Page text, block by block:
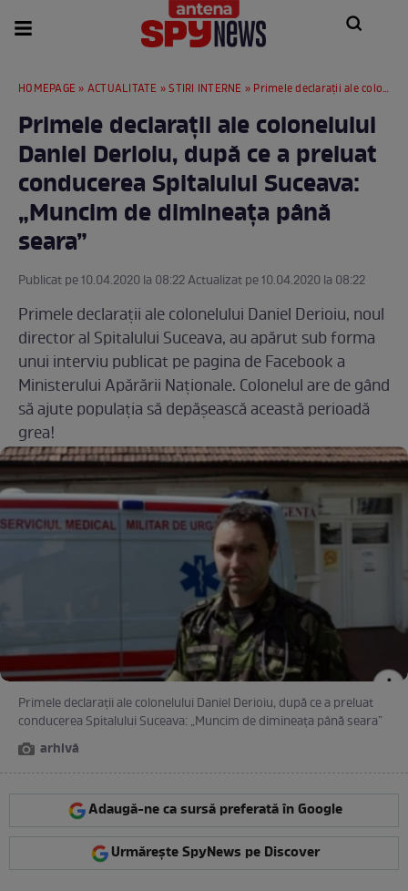
HOMEPAGE » ACTUALITATE »STIRI INTERNE » Primele declarații ale colonelului Daniel Derioiu, după ce a preluat conducerea Spitalului Suceava: „Muncim de dimineața până seara”
Primele declarații ale colonelului
Daniel Derioiu, după ce a preluat
conducerea Spitalului Suceava:
„Muncim de dimineața până
seara”
Publicat pe 10.04.2020 la 08:22 Actualizat pe 10.04.2020 la 08:22
Primele declarații ale colonelului Daniel Derioiu, noul
director al Spitalului Suceava, au apărut sub forma
unui interviu publicat pe pagina de Facebook a
Ministerului Apărării Naționale. Colonelul are de gând
să ajute populația să depășească această perioadă
grea!
Primele declarații ale colonelului Daniel Derioiu, după ce a preluat
conducerea Spitalului Suceava: „Muncim de dimineața până seara”
arhivă
Adaugă-ne ca sursă preferată în Google
Urmărește SpyNews pe Discover